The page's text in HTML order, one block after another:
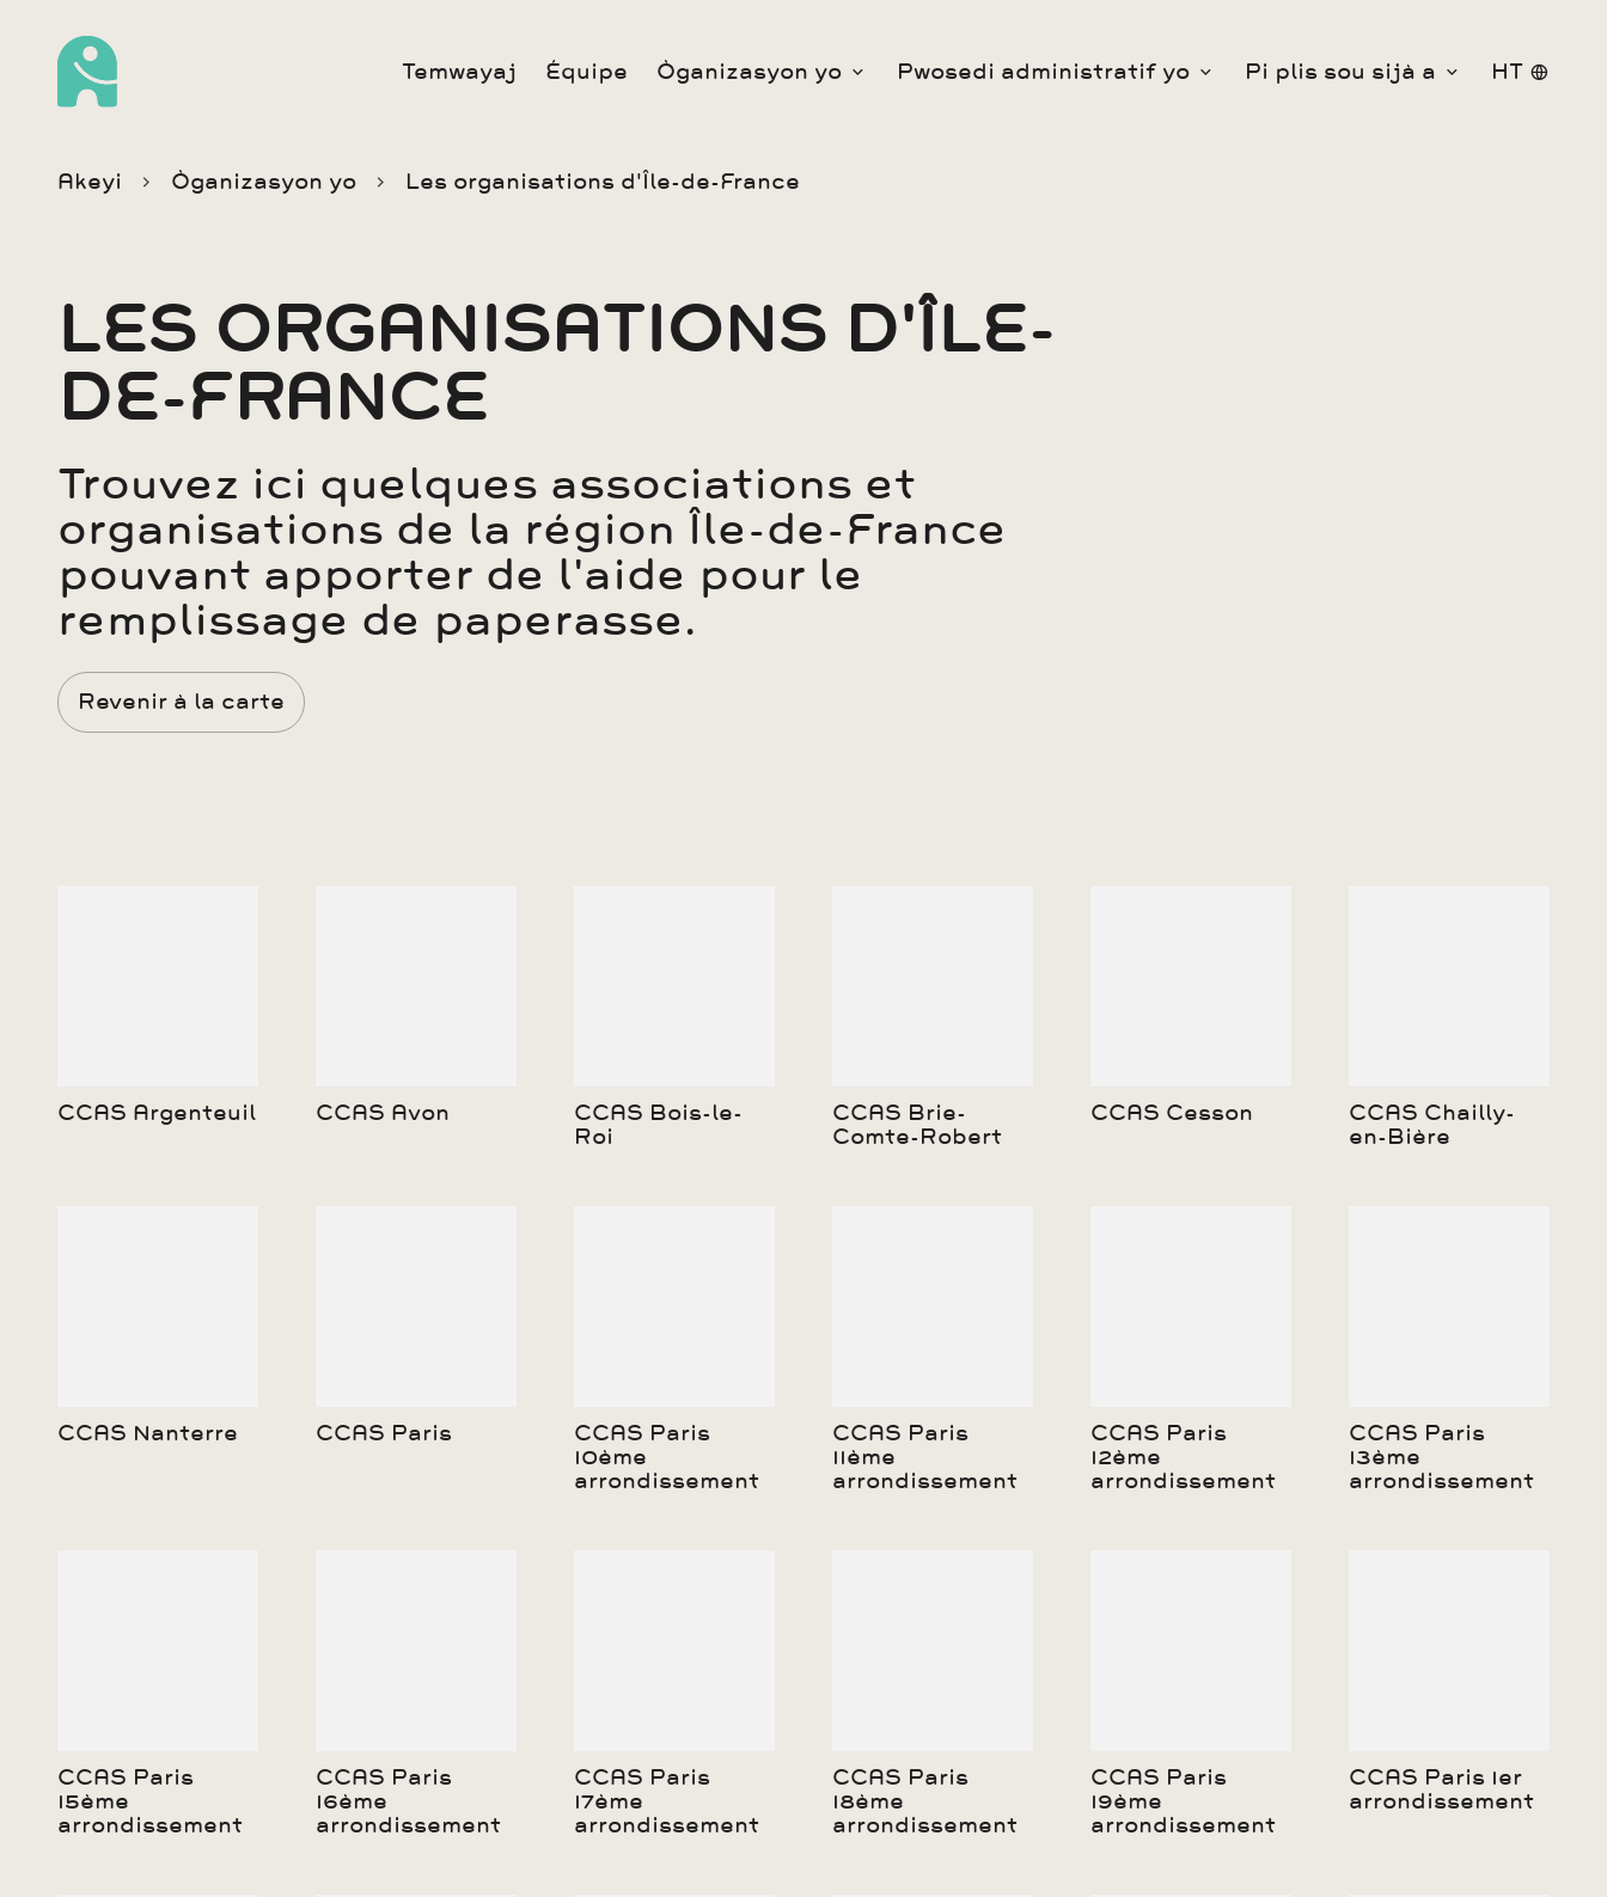
Temwayaj Équipe Òganizasyon yo Pwosedi administratif yo Pi plis sou sijà a HT
Akeyi Òganizasyon yo Les organisations d'Île-de-France
LES ORGANISATIONS D'ÎLE-
DE-FRANCE
Trouvez ici quelques associations et
organisations de la région Île-de-France
pouvant apporter de l'aide pour le
remplissage de paperasse.
Revenir à la carte
CCAS Argenteuil CCAS Avon
CCAS Bois-le-
Roi
CCAS Brie-
Comte-Robert
CCAS Cesson
CCAS Chailly-
en-Bière
CCAS Nanterre CCAS Paris
CCAS Paris
10ème
arrondissement
CCAS Paris
11ème
arrondissement
CCAS Paris
12ème
arrondissement
CCAS Paris
13ème
arrondissement
CCAS Paris
15ème
arrondissement
CCAS Paris
16ème
arrondissement
CCAS Paris
17ème
arrondissement
CCAS Paris
18ème
arrondissement
CCAS Paris
19ème
arrondissement
CCAS Paris 1er
arrondissement